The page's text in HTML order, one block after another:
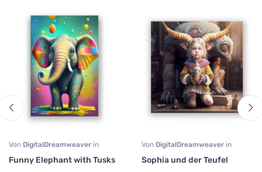
Von DigitalDreamweaver in
Tiermotive
Funny Elephant with Tusks
Von DigitalDreamweaver in
Fantasie
Surrealismus
Sophia und der Teufel